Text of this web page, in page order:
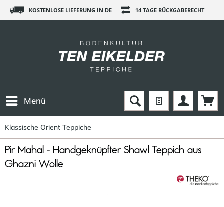
KOSTENLOSE LIEFERUNG IN DE 14 TAGE RÜCKGABERECHT
Menü
Klassische Orient Teppiche
Pir Mahal - Handgeknüpfter Shawl Teppich aus
Ghazni Wolle